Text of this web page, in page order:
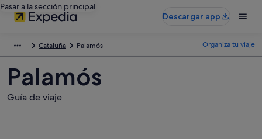
Pasar a la sección principal
Descargar app
Cataluña Palamós Organiza tu viaje
Palamós
Guía de viaje